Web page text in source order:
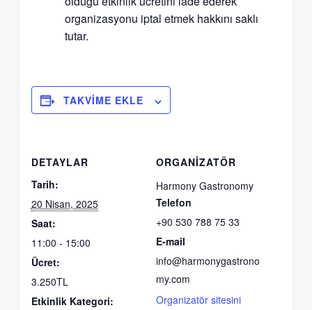
organizasyonu iptal etmek hakkını saklı
tutar.
TAKVIME EKLE
DETAYLAR
Tarih:
20 Nisan, 2025
Saat:
11:00 - 15:00
Ücret:
3.250TL
Etkinlik Kategori:
ORGANIZATÖR
Harmony Gastronomy
Telefon
+90 530 788 75 33
E-mail
info@harmonygastrono
my.com
Organizatör sitesini